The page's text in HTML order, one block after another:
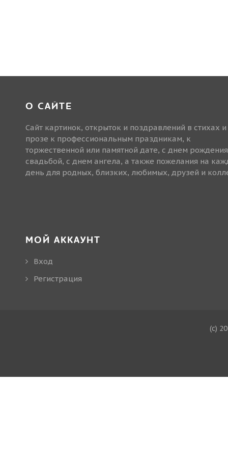
О САЙТЕ
Сайт картинок, открыток и поздравлений в стихах и
прозе к профессиональным праздникам, к
торжественной или памятной дате, с днем
свадьбой, с днем ангела, а также пожелания на
день для родных, близких, любимых, друзей и
МОЙ АККАУНТ
Вход
Регистрация
(c)